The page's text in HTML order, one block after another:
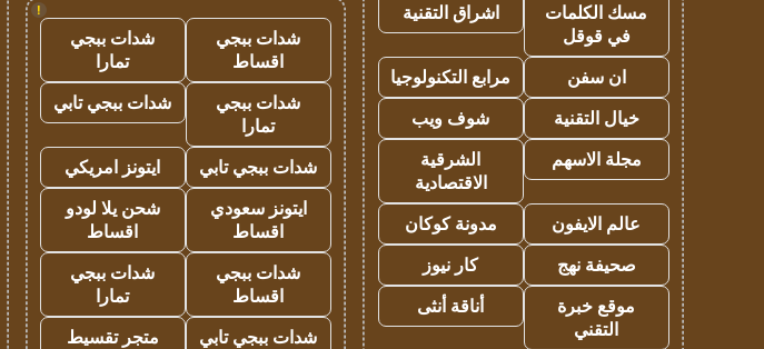
مسك الكلمات
في قوقل
اشراق التقنية
ان سفن
مرابع التكنولوجيا
خيال التقنية
شوف ويب
مجلة الاسهم
الشرقية
الاقتصادية
عالم الايفون
مدونة كوكان
صحيفة نهج
كار نيوز
موقع خبرة
التقني
أناقة أنثى
!
شدات ببجي
اقساط
شدات ببجي
تمارا
شدات ببجي
تمارا
شدات ببجي تابي
شدات ببجي تابي
ايتونز امريكي
ايتونز سعودي
اقساط
شحن يلا لودو
اقساط
شدات ببجي
اقساط
شدات ببجي
تمارا
شدات ببجي تابي
متجر تقسيط